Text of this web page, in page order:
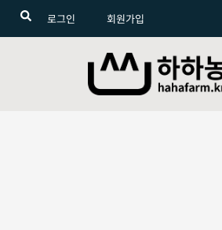
로그인 회원가입